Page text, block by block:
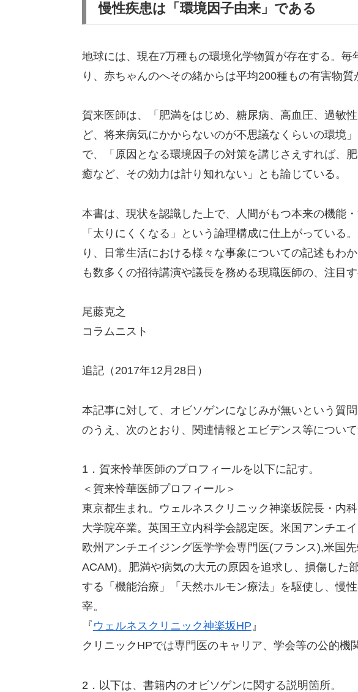
慢性疾患は「環境因子由来」である
地球には、現在7万種もの環境化学物質が存在する。
り、赤ちゃんのへその緒からは平均200種もの有害物質
賀来医師は、「肥満をはじめ、糖尿病、高血圧、過敏
ど、将来病気にかからないのが不思議なくらいの環境
で、「原因となる環境因子の対策を講じさえすれば、
癒など、その効力は計り知れない」とも論じている。
本書は、現状を認識した上で、人間がもつ本来の機能
「太りにくくなる」という論理構成に仕上がっている
り、日常生活における様々な事象についての記述もわ
も数多くの招待講演や議長を務める現職医師の、注目す
尾藤克之
コラムニスト
追記（2017年12月28日）
本記事に対して、オビソゲンになじみが無いという質
のうえ、次のとおり、関連情報とエビデンス等について
1．賀来怜華医師のプロフィールを以下に記す。
＜賀来怜華医師プロフィール＞
東京都生まれ。ウェルネスクリニック神楽坂院長・内
大学院卒業。英国王立内科学会認定医。米国アンチエ
欧州アンチエイジング医学学会専門医(フランス),米国
ACAM)。肥満や病気の大元の原因を追求し、損傷した
する「機能治療」「天然ホルモン療法」を駆使し、慢
宰。
『 ウェルネスクリニック神楽坂HP』
クリニックHPでは専門医のキャリア、学会等の公的機
2．以下は、書籍内のオビソゲンに関する説明箇所。